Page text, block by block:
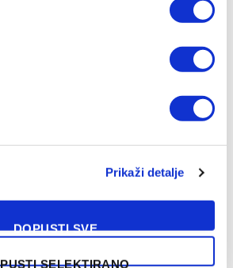
Prikaži detalje
DOPUSTI SVE
SELEKTIRANO